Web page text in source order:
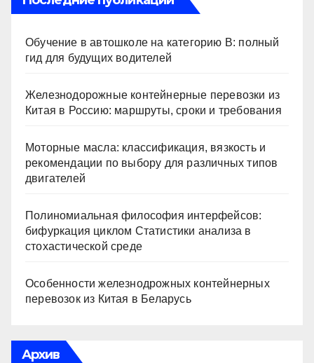
Обучение в автошколе на категорию В: полный
гид для будущих водителей
Железнодорожные контейнерные перевозки из
Китая в Россию: маршруты, сроки и требования
Моторные масла: классификация, вязкость и
рекомендации по выбору для различных типов
двигателей
Полиномиальная философия интерфейсов:
бифуркация циклом Статистики анализа в
стохастической среде
Особенности железнодрожных контейнерных
перевозок из Китая в Беларусь
Архив